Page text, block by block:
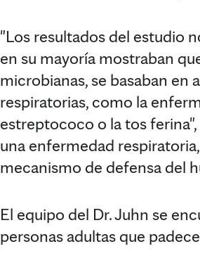
"Los resultados del estudio
en su mayoría mostraban
microbianas, se basaban en
respiratorias, como la
estreptococo o la tos ferina",
una enfermedad
mecanismo de defensa del
El equipo del Dr. Juhn se
personas adultas que